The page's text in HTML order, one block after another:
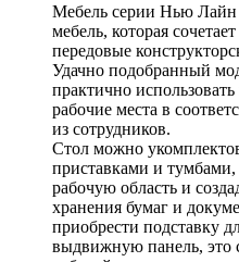
Мебель серии Нью
мебель, которая
передовые
Удачно подобранный
практично
рабочие места в
из сотрудников.
Стол можно
приставками и
рабочую область и
хранения бумаг и
приобрести подставку
выдвижную панель, это